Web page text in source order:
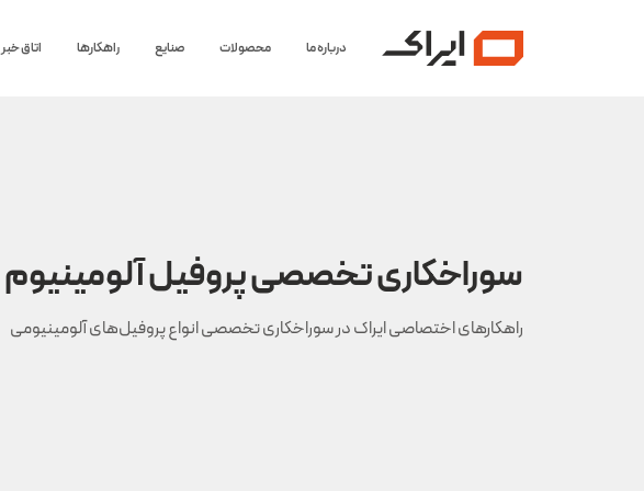
درباره ما محصولات صنایع راهکارها اتاق خبر
سوراخکاری تخصصی پروفیل آلومینیوم
راهکارهای اختصاصی ایراک در سوراخکاری تخصصی انواع پروفیل‌های آلومینیومی